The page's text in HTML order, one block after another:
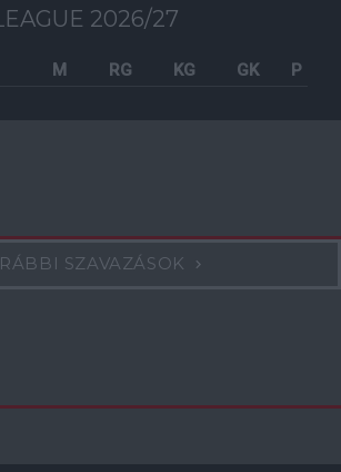
2026/27
M RG KG GK P
SZAVAZÁSOK